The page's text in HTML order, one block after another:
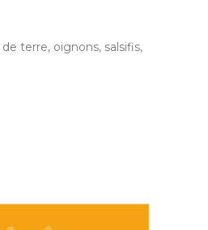
terre, oignons, salsifis,